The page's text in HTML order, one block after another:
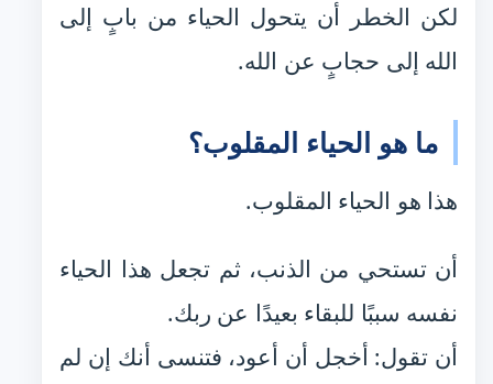
لكن الخطر أن يتحول الحياء من بابٍ إلى
الله إلى حجابٍ عن الله.
ما هو الحياء المقلوب؟
هذا هو الحياء المقلوب.
أن تستحي من الذنب، ثم تجعل هذا الحياء
نفسه سببًا للبقاء بعيدًا عن ربك.
أن تقول: أخجل أن أعود، فتنسى أنك إن لم